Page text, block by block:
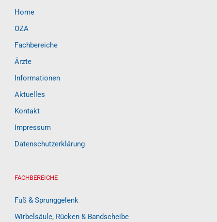
Home
OZA
Fachbereiche
Ärzte
Informationen
Aktuelles
Kontakt
Impressum
Datenschutzerklärung
FACHBEREICHE
Fuß & Sprunggelenk
Wirbelsäule, Rücken & Bandscheibe